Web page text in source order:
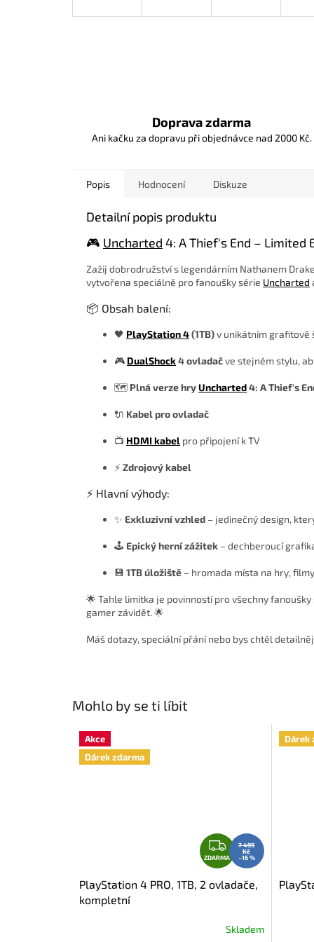
Doprava zdarma
Ani kačku za dopravu při objednávce nad 2000 Kč.
Mohlo by se ti líbit
Akce
Dárek zdarma
Z
D
A
R
A
ZDARMA
7 499
Kč
–16 %
PlayStation 4 PRO, 1TB, 2 ovladače,
kompletní
Skladem
Dárek
Popis Hodnocení Diskuze
Detailní popis produktu
🎮 Uncharted 4: A Thief's End – Limited
Zažij dobrodružství s legendárním Nathanem
vytvořena speciálně pro fanoušky série Uncharted
📦 Obsah balení:
🖤 PlayStation 4(1TB)v unikátním grafitově
🎮 DualShock4 ovladačve stejném stylu,
🗺️ Plná verze hryUncharted4: A Thief's
🔌 Kabel pro ovladač
📺 HDMI kabel pro připojení k TV
⚡ Zdrojový kabel
⚡ Hlavní výhody:
✨ Exkluzivní vzhled – jedinečný design,
🕹️ Epický herní zážitek – dechberoucí
💾 1TB úložiště – hromada místa na hry,
🌟 Tahle limitka je povinností pro všechny fanoušky
gamer závidět. 🌟
Máš dotazy, speciální přání nebo bys chtěl